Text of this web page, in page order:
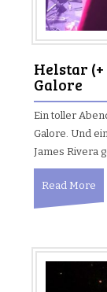
Helstar (+
Galore
Ein toller
Galore. Und
James Rivera
Read More